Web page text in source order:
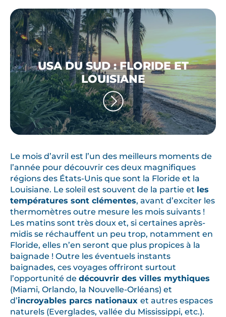
USA DU SUD : FLORIDE ET
LOUISIANE
Le mois d’avril est l’un des meilleurs moments de
l’année pour découvrir ces deux magnifiques
régions des États-Unis que sont la Floride et la
Louisiane. Le soleil est souvent de la partie et les
températures sont clémentes, avant d’exciter les
thermomètres outre mesure les mois suivants !
Les matins sont très doux et, si certaines après-
midis se réchauffent un peu trop, notamment en
Floride, elles n’en seront que plus propices à la
baignade ! Outre les éventuels instants
baignades, ces voyages offriront surtout
l’opportunité de découvrir des villes mythiques
(Miami, Orlando, la Nouvelle-Orléans) et
d’incroyables parcs nationaux et autres espaces
naturels (Everglades, vallée du Mississippi, etc.).